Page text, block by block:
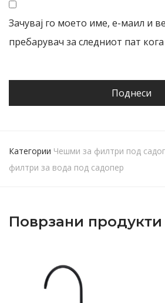
Зачувај го моето име, е-маил и
пребарувач за следниот пат
Категории Чешми за филтри под
филтри за вода под садопер
Поврзани продукти